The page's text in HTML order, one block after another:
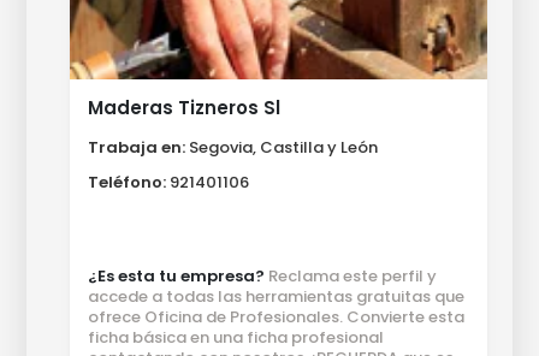
Maderas Tizneros Sl
Trabaja en: Segovia, Castilla y León
Teléfono: 921401106
¿Es esta tu empresa? Reclama este perfil y
accede a todas las herramientas gratuitas que
ofrece Oficina de Profesionales. Convierte esta
ficha básica en una ficha profesional